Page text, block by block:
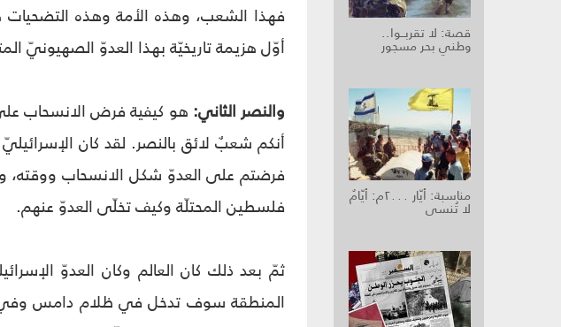
قصة: لا تقربــوا..
وطني بحر مسجور
مناسبة: أيّار ٢٠٠٠م: أيّامٌ
لا تُنسى
فهذا الشعب، وهذه الأمة وهذه التضحيات
أوّل هزيمة تاريخيّة بهذا العدوّ
والنصر الثاني: هو كيفية فرض الانسحاب
أنكم شعبٌ لائق بالنصر. لقد كان
فرضتم على العدوّ شكل الانسحاب ووقته،
فلسطين المحتلّة وكيف تخلّى العدوّ عنهم.
ثمّ بعد ذلك كان العالم وكان العدوّ
المنطقة سوف تدخل في ظلام دامس وفي فتن